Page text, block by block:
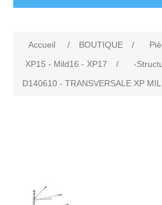
Accueil / BOUTIQUE /
XP15 - Mild16 - XP17
/ -
D140610 - TRANSVERSALE XP